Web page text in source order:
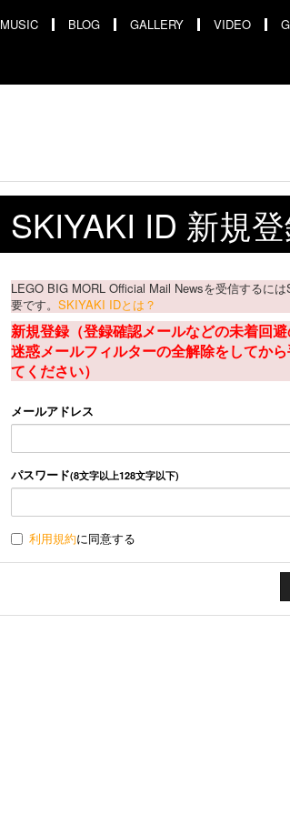
MUSIC BLOG GALLERY VIDEO
SKIYAKI ID 新規
LEGO BIG MORL Official Mail Newsを受信するに
要です。 SKIYAKI IDとは？
新規登録（登録確認メールなどの未着回
迷惑メールフィルターの全解除をしてか
てください）
メールアドレス
パスワード(8文字以上128文字以下)
利用規約に同意する